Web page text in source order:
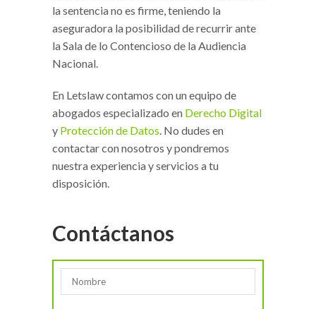
la sentencia no es firme, teniendo la
aseguradora la posibilidad de recurrir ante
la Sala de lo Contencioso de la Audiencia
Nacional.
En Letslaw contamos con un equipo de
abogados especializado en Derecho Digital
y Protección de Datos. No dudes en
contactar con nosotros y pondremos
nuestra experiencia y servicios a tu
disposición.
Contáctanos